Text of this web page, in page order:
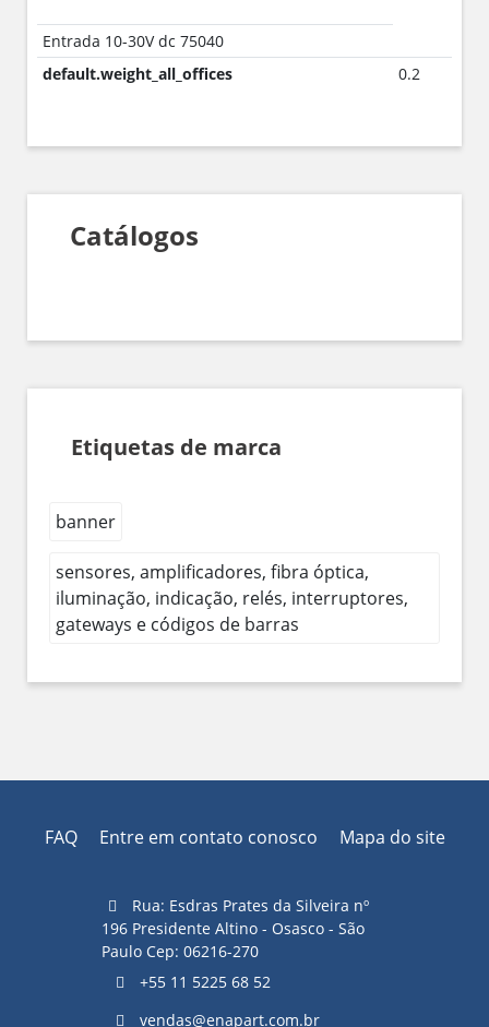
Entrada 10-30V dc 75040
default.weight_all_offices
0.2
Catálogos
Etiquetas de marca
banner
sensores, amplificadores, fibra óptica,
iluminação, indicação, relés, interruptores,
gateways e códigos de barras
FAQ Entre em contato conosco Mapa do site
Rua: Esdras Prates da Silveira nº
196 Presidente Altino - Osasco - São
Paulo Cep: 06216-270
+55 11 5225 68 52
vendas@enapart.com.br